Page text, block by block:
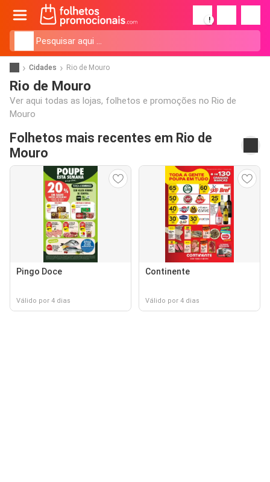
!
Cidades Rio de Mouro
Rio de Mouro
Ver aqui todas as lojas, folhetos e promoções no Rio de
Mouro
Folhetos mais recentes em Rio de
Mouro
Pingo Doce
Válido por 4 dias
Continente
Válido por 4 dias